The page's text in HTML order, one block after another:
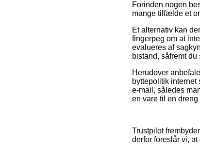
Forinden nogen
mange tilfælde et
Et alternativ kan
fingerpeg om at
evalueres af
bistand, såfremt
Herudover
byttepolitik internet
e-mail, således
en vare til en
Trustpilot
derfor foreslår vi,